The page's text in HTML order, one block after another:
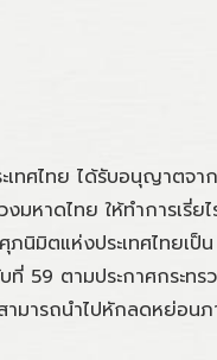
เทศไทย ได้รับอนุญาตจา
มหาดไทย ให้ทำการเรี่ยไ
นิมิตแห่งประเทศไทยเป็น
59 ตามประกาศกระทร
ามารถนำไปหักลดหย่อน